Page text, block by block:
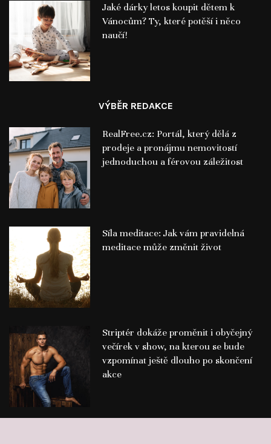
Jaké dárky letos koupit dětem k
Vánocům? Ty, které potěší i něco
naučí!
VÝBĚR REDAKCE
RealFree.cz: Portál, který dělá z
prodeje a pronájmu nemovitostí
jednoduchou a férovou záležitost
Síla meditace: Jak vám pravidelná
meditace může změnit život
Striptér dokáže proměnit i obyčejný
večírek v show, na kterou se bude
vzpomínat ještě dlouho po skončení
akce